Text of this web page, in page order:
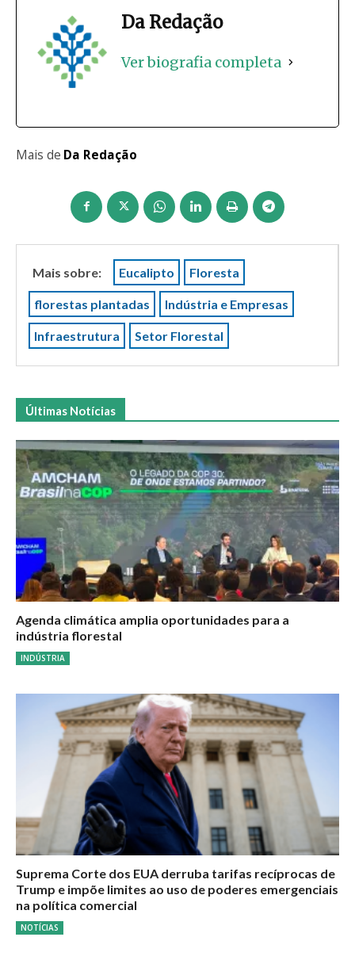
Da Redação
Ver biografia completa
Mais de Da Redação
Mais sobre: Eucalipto Floresta
florestas plantadas Indústria e Empresas
Infraestrutura Setor Florestal
Últimas Notícias
Agenda climática amplia oportunidades para a
indústria florestal
INDÚSTRIA
Suprema Corte dos EUA derruba tarifas recíprocas de
Trump e impõe limites ao uso de poderes emergenciais
na política comercial
NOTÍCIAS